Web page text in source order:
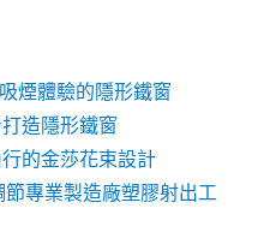
煙體驗的隱形鐵窗
造隱形鐵窗
的金莎花束設計
專業製造廠塑膠射出工